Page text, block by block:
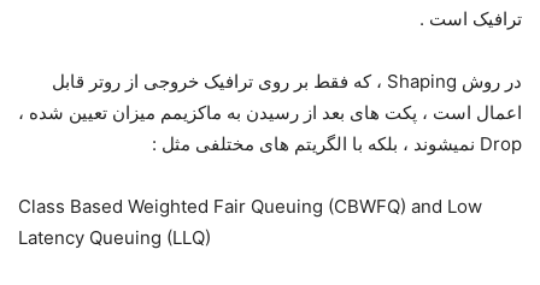
ترافیک است .
در روش Shaping ، که فقط بر روی ترافیک خروجی از روتر قابل
اعمال است ، پکت های بعد از رسیدن به ماکزیمم میزان تعیین شده ،
Drop نمیشوند ، بلکه با الگریتم های مختلفی مثل :
Class Based Weighted Fair Queuing (CBWFQ) and Low
Latency Queuing (LLQ)